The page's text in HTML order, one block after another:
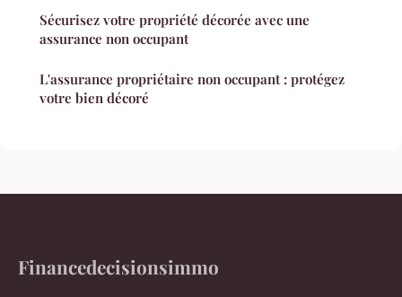
Sécurisez votre propriété décorée avec une
assurance non occupant
L'assurance propriétaire non occupant : protégez
votre bien décoré
Financedecisionsimmo